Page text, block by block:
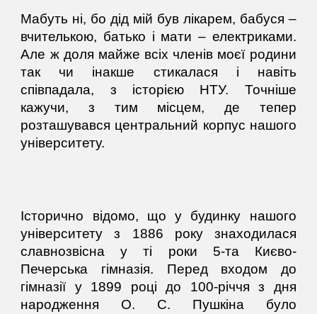
Мабуть ні, бо дід мій був лікарем, бабуся –
вчителькою, батько і мати – електриками.
Але ж доля майже всіх членів моєї родини
так чи інакше стикалася і навіть
співпадала, з історією НТУ. Точніше
кажучи, з тим місцем, де тепер
розташувався центральний корпус нашого
університету.
Історично відомо, що у будинку нашого
університету з 1886 року знаходилася
славнозвісна у ті роки 5-та Києво-
Печерська гімназія. Перед входом до
гімназії у 1899 році до 100-річчя з дня
народження О. С. Пушкіна було